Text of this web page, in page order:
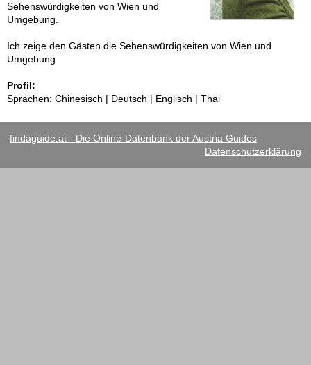
Sehenswürdigkeiten von Wien und
Umgebung.
Ich zeige den Gästen die Sehenswürdigkeiten von Wien und
Umgebung
Profil:
Sprachen: Chinesisch | Deutsch | Englisch | Thai
findaguide.at - Die Online-Datenbank der Austria Guides
Datenschutzerklärung